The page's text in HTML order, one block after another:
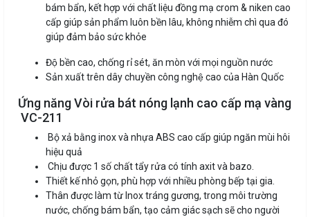
bám bẩn, kết hợp với chất liệu đồng mạ crom & niken cao
cấp giúp sản phẩm luôn bền lâu, không nhiễm chì qua đó
giúp đảm bảo sức khỏe
Độ bền cao, chống rỉ sét, ăn mòn với mọi nguồn nước
Sản xuất trên dây chuyền công nghệ cao của Hàn Quốc
Ứng năng Vòi rửa bát nóng lạnh cao cấp mạ vàng
VC-211
Bộ xả bằng inox và nhựa ABS cao cấp giúp ngăn mùi hôi
hiệu quả
Chịu được 1 số chất tẩy rửa có tính axit và bazo.
Thiết kế nhỏ gọn, phù hợp với nhiều phòng bếp tại gia.
Thân được làm từ Inox tráng gương, trong môi trường
nước, chống bám bẩn, tạo cảm giác sạch sẽ cho người